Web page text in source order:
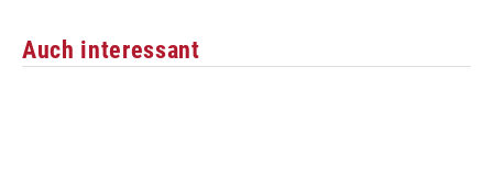
Auch interessant